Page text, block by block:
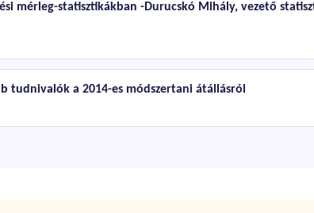
mérleg-statisztikákban -Durucskó Mihály, vezető
tudnivalók a 2014-es módszertani átállásról